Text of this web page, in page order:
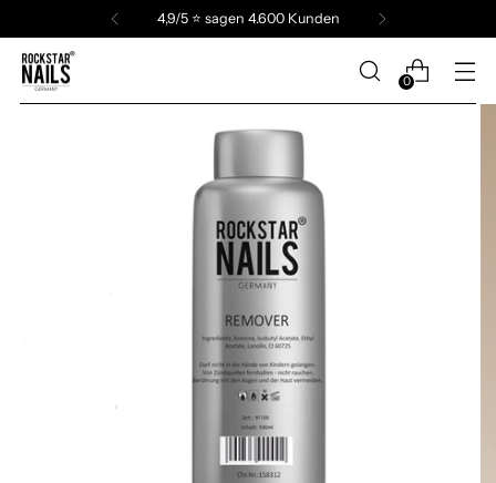
4,9/5 ⭐️ sagen 4.600 Kunden
0